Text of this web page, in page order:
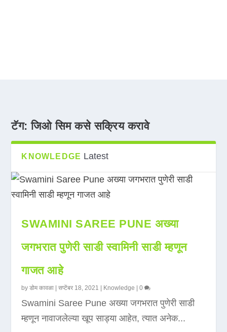
टॅग:जिओ सिम कसे सक्रिय करावे
KNOWLEDGE Latest
SWAMINI SAREE PUNE अख्या
जगभरात पुणेरी साडी स्वामिनी साडी म्हणून
गाजत आहे
byडोम कावळा |सप्टेंबर 18, 2021 Knowledge |0
Swamini Saree Pune अख्या जगभरात पुणेरी साडी
म्हणून नावाजलेल्या खूप साड्या आहेत, त्यात अनेक...